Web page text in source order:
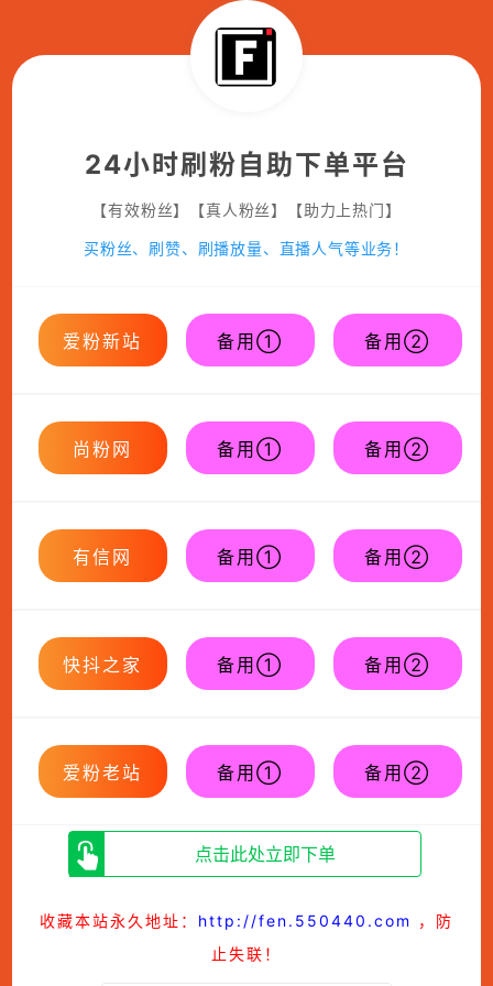
24小时刷粉自助下单平台
【有效粉丝】【真人粉丝】【助力上热门】
买粉丝、刷赞、刷播放量、直播人气等业务！
爱粉新站 备用① 备用②
尚粉网 备用① 备用②
有信网 备用① 备用②
快抖之家 备用① 备用②
爱粉老站 备用① 备用②
点击此处立即下单
收藏本站永久地址： http://fen.550440.com
，防
止失联！